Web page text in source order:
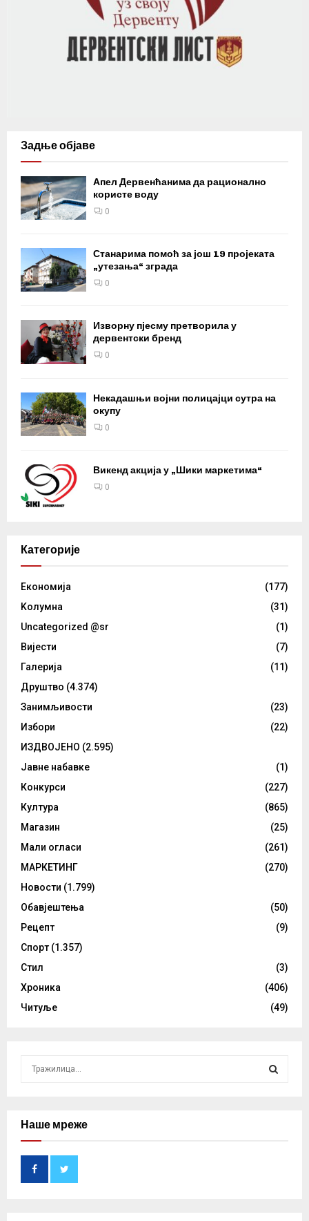
Задње објаве
Апел Дервенћанима да рационално
користе воду
0
Станарима помоћ за још 19 пројеката
„утезања“ зграда
0
Изворну пјесму претворила у
дервентски бренд
0
Некадашњи војни полицајци сутра на
окупу
0
Викенд акција у „Шики маркетима“
0
Категорије
Eкономија
(177)
Kолумнa
(31)
Uncategorized @sr
(1)
Вијести
(7)
Галерија
(11)
Друштво (4.374)
Занимљивости
(23)
Избори
(22)
ИЗДВОЈЕНО (2.595)
Јавне набавке
(1)
Конкурси
(227)
Култура
(865)
Магазин
(25)
Мали огласи
(261)
МАРКЕТИНГ
(270)
Новости (1.799)
Обавјештења
(50)
Рецепт
(9)
Спорт (1.357)
Стил
(3)
Хроника
(406)
Читуље
(49)
cНаше мреже